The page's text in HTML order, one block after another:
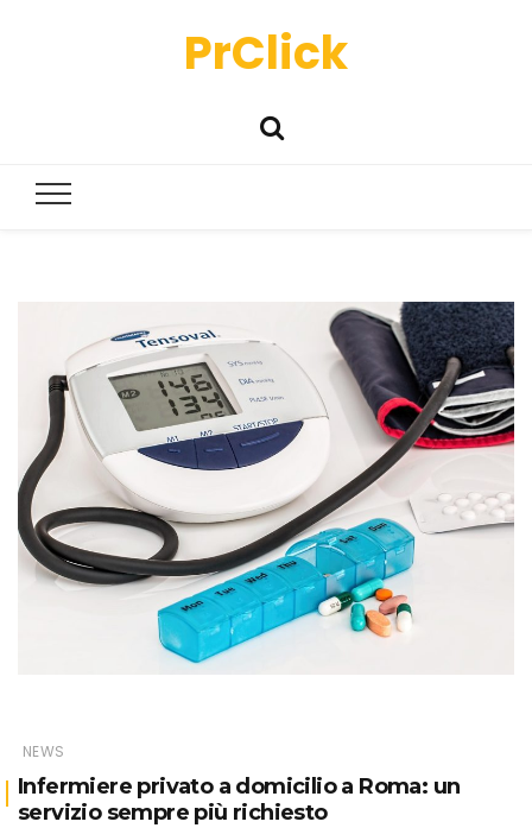
PrClick
NEWS
Infermiere privato a domicilio a Roma: un
servizio sempre più richiesto